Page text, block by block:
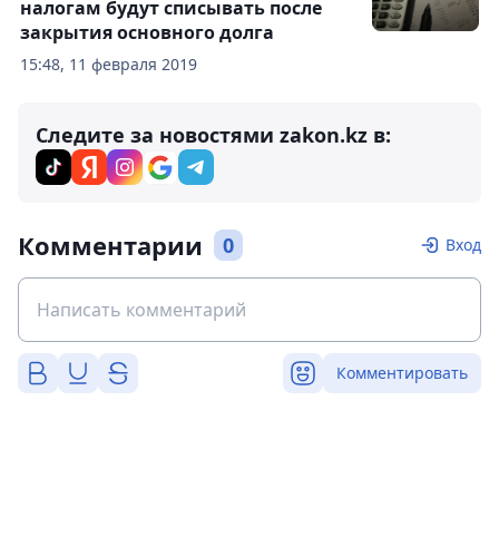
15:48, 11 февраля 2019
налогам будут списывать после
закрытия основного долга
Следите за новостями zakon.kz в:
Комментарии 0 Вход
Комментировать